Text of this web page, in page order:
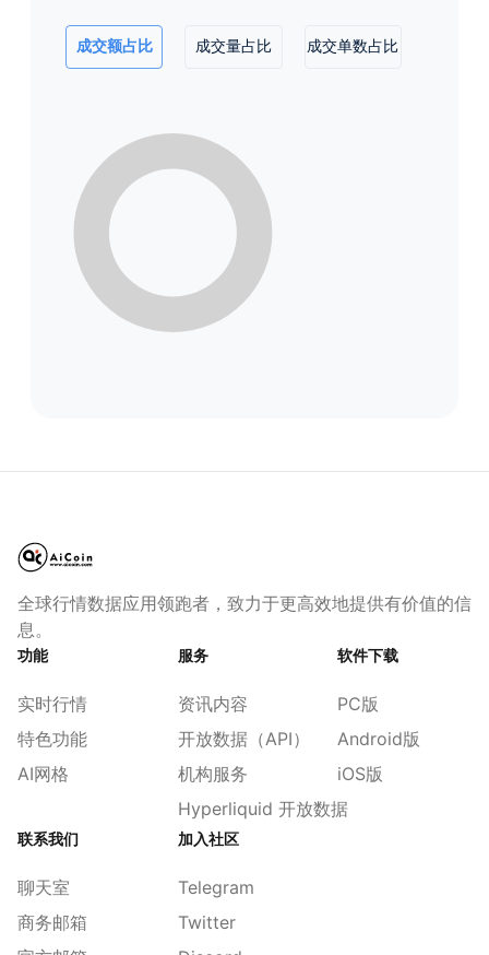
成交额占比 成交量占比 成交单数占比
全球行情数据应用领跑者，致力于更高效地提供有价值的信
息。
功能
实时行情
特色功能
AI网格
服务
资讯内容
开放数据（API）
机构服务
Hyperliquid 开放数据
软件下载
PC版
Android版
iOS版
联系我们
聊天室
商务邮箱
加入社区
Telegram
Twitter